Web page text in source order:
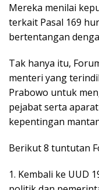
Mereka menilai
terkait Pasal 169
bertentangan
Tak hanya itu,
menteri yang
Prabowo untuk
pejabat serta
kepentingan
Berikut 8 tuntutan
1. Kembali ke UUD